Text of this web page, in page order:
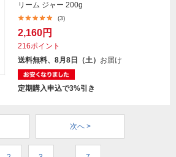
リーム ジャー 200g
(3)
2,160円
216ポイント
送料無料、8月8日（土） お届け
定期購入申込で3%引き
次へ >